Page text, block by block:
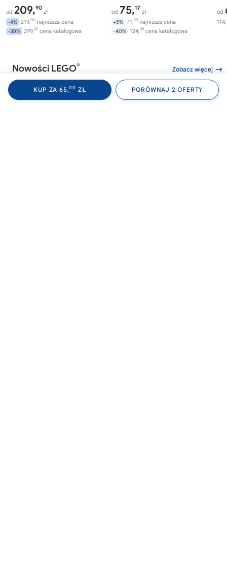
KUP ZA 65,00 ZŁ PORÓWNAJ 2 OFERTY
od 209,90
zł
-4% 219,00 najniższa cena
-30% 299,99 cena katalogowa
od 75,17
zł
+5% 71,29 najniższa cena
-40% 124,99 cena katalogowa
od
114,
Nowości LEGO® Zobacz więcej